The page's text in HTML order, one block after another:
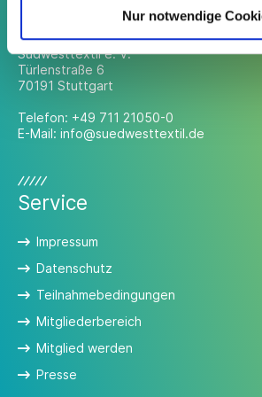
Nur notwendige
Südwesttextil e. V.
Türlenstraße 6
70191 Stuttgart
Telefon: +49 711 21050-0
E-Mail: info@suedwesttextil.de
Service
Impressum
Datenschutz
Teilnahmebedingungen
Mitgliederbereich
Mitglied werden
Presse